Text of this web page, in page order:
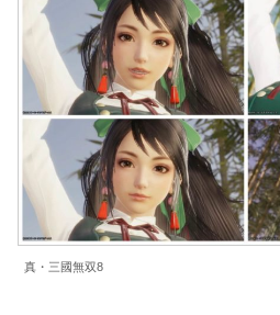
真・三國無双8